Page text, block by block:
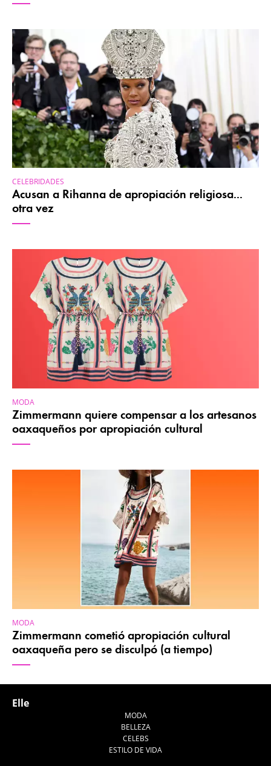
CELEBRIDADES
Acusan a Rihanna de apropiación religiosa...
otra vez
MODA
Zimmermann quiere compensar a los artesanos
oaxaqueños por apropiación cultural
MODA
Zimmermann cometió apropiación cultural
oaxaqueña pero se disculpó (a tiempo)
Elle
MODA
BELLEZA
CELEBS
ESTILO DE VIDA